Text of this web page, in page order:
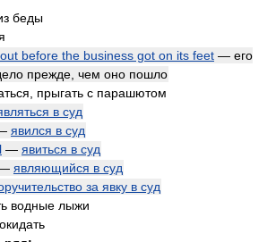
беды
before the business got on its feet — его
прежде, чем оно пошло
прыгать с парашютом
в суд
явился в суд
— явиться в суд
являющийся в суд
за явку в суд
водные лыжи